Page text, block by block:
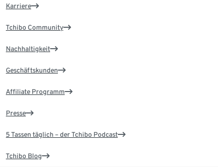
Karriere
Tchibo Community
Nachhaltigkeit
Geschäftskunden
Affiliate Programm
Presse
5 Tassen täglich – der Tchibo Podcast
Tchibo Blog